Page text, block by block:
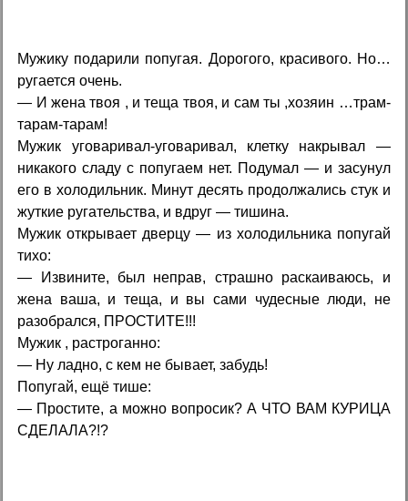
Мужику подарили попугая. Дорогого, красивого. Но…
ругается очень.
— И жена твоя , и теща твоя, и сам ты ,хозяин …трам-
тарам-тарам!
Мужик уговаривал-уговаривал, клетку накрывал —
никакого сладу с попугаем нет. Подумал — и засунул
его в холодильник. Минут десять продолжались стук и
жуткие ругательства, и вдруг — тишина.
Мужик открывает дверцу — из холодильника попугай
тихо:
— Извините, был неправ, страшно раскаиваюсь, и
жена ваша, и теща, и вы сами чудесные люди, не
разобрался, ПРОСТИТЕ!!!
Мужик , растроганно:
— Ну ладно, с кем не бывает, забудь!
Попугай, ещё тише:
— Простите, а можно вопросик? А ЧТО ВАМ КУРИЦА
СДЕЛАЛА?!?